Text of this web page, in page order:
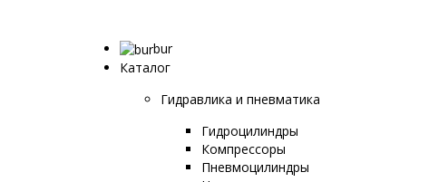
bur
Каталог
Гидравлика и пневматика
Гидроцилиндры
Компрессоры
Пневмоцилиндры